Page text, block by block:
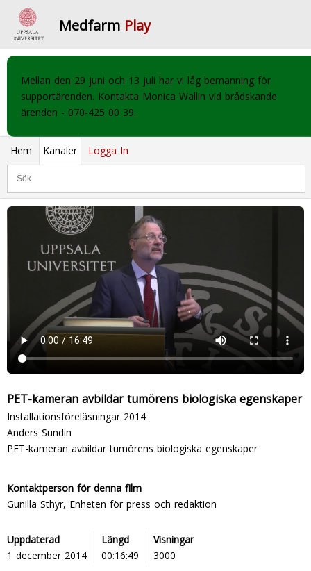
Medfarm Play
Mellan den 29 juni och 13 juli har vi låg bemanning för
supportärenden. Kontakta Monica Wallin vid brådskande
ärenden - 070-425 00 39.
Hem Kanaler Logga In
PET-kameran avbildar tumörens biologiska egenskaper
Installationsföreläsningar 2014
Anders Sundin
PET-kameran avbildar tumörens biologiska egenskaper
Kontaktperson för denna film
Gunilla Sthyr, Enheten för press och redaktion
Uppdaterad
1 december 2014
Längd
00:16:49
Visningar
3000